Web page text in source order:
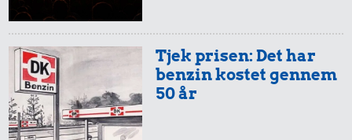
Tjek prisen: Det har
benzin kostet gennem
50 år